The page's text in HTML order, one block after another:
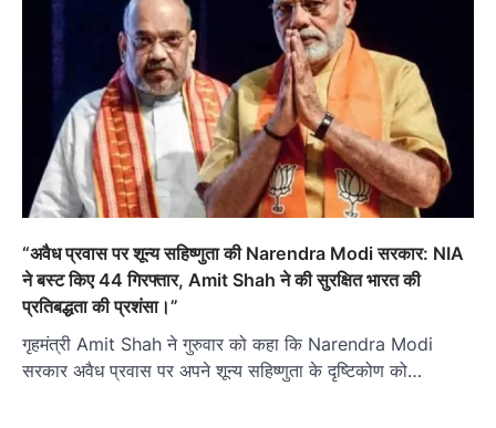
“अवैध प्रवास पर शून्य सहिष्णुता की Narendra Modi सरकार: NIA
ने बस्ट किए 44 गिरफ्तार, Amit Shah ने की सुरक्षित भारत की
प्रतिबद्धता की प्रशंसा।”
गृहमंत्री Amit Shah ने गुरुवार को कहा कि Narendra Modi
सरकार अवैध प्रवास पर अपने शून्य सहिष्णुता के दृष्टिकोण को…